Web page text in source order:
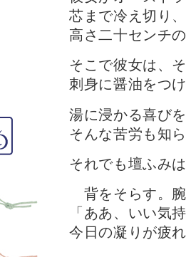
芯まで冷え切り
高さ二十センチ
そこで彼女は、
刺身に醤油をつ
湯に浸かる喜び
そんな苦労も知
それでも壇ふみ
背をそらす。
「ああ、いい気
今日の凝りが疲